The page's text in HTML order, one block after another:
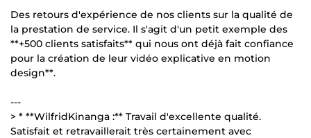
Des retours d'expérience de nos clients sur la qualité de
la prestation de service. Il s'agit d'un petit exemple des
**+500 clients satisfaits** qui nous ont déjà fait confiance
pour la création de leur vidéo explicative en motion
design**.
---
> * **WilfridKinanga :** Travail d'excellente qualité.
Satisfait et retravaillerait très certainement avec